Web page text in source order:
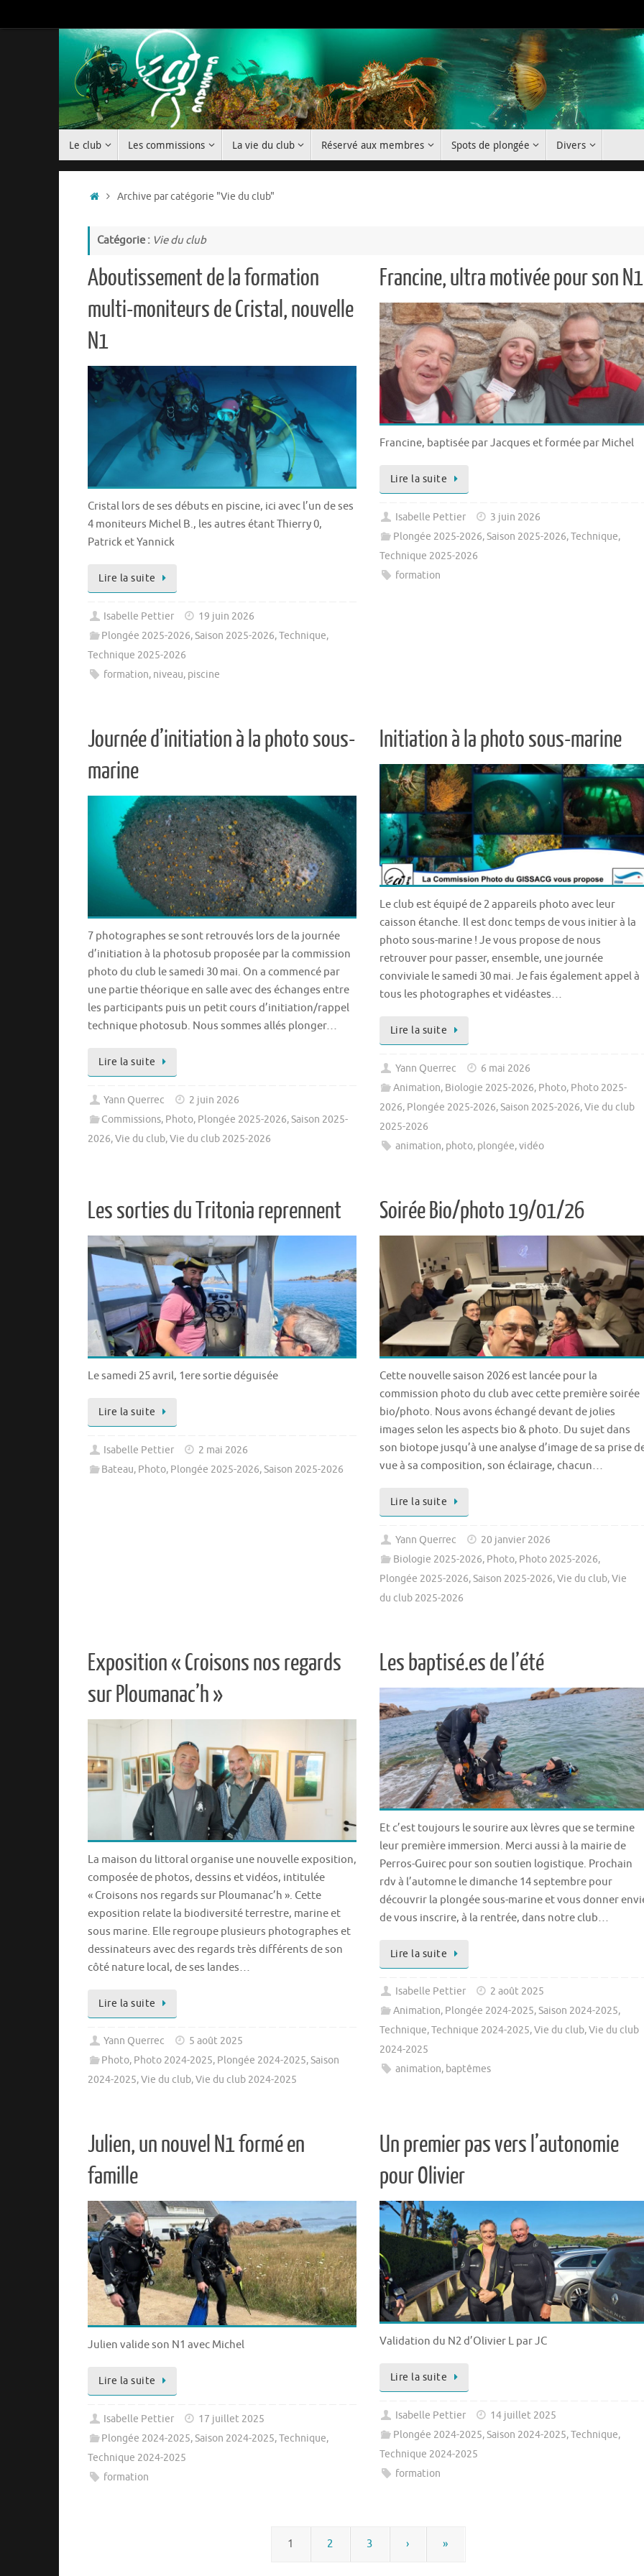
au
Le club Les commissions La vie du club Réservé aux membres Spots de plongée Divers
Accueil
Archive par catégorie "Vie du club"
Catégorie : Vie du club
Aboutissement de la formation
multi-moniteurs de Cristal, nouvelle
N1
Cristal lors de ses débuts en piscine, ici avec l’un de ses
4 moniteurs Michel B., les autres étant Thierry 0,
Patrick et Yannick
Lire la suite
Isabelle Pettier
19 juin 2026
Plongée 2025-2026,Saison 2025-2026,Technique,
Technique 2025-2026
formation, niveau, piscine
Francine, ultra motivée pour son N1
Francine, baptisée par Jacques et formée par Michel
Lire la suite
Isabelle Pettier
3 juin 2026
Plongée 2025-2026,Saison 2025-2026,Technique,
Technique 2025-2026
formation
Journée d’initiation à la photo sous-
marine
7 photographes se sont retrouvés lors de la journée
d’initiation à la photosub proposée par la commission
photo du club le samedi 30 mai. On a commencé par
une partie théorique en salle avec des échanges entre
les participants puis un petit cours d’initiation/rappel
technique photosub. Nous sommes allés plonger…
Lire la suite
Yann Querrec
2 juin 2026
Commissions, Photo, Plongée 2025-2026,Saison 2025-
2026,Vie du club,Vie du club 2025-2026
Initiation à la photo sous-marine
Le club est équipé de 2 appareils photo avec leur
caisson étanche. Il est donc temps de vous initier à la
photo sous-marine ! Je vous propose de nous
retrouver pour passer, ensemble, une journée
conviviale le samedi 30 mai. Je fais également appel à
tous les photographes et vidéastes…
Lire la suite
Yann Querrec
6 mai 2026
Animation, Biologie 2025-2026, Photo, Photo 2025-
2026, Plongée 2025-2026,Saison 2025-2026,Vie du club
2025-2026
animation, photo, plongée,vidéo
Les sorties du Tritonia reprennent
Le samedi 25 avril, 1ere sortie déguisée
Lire la suite
Isabelle Pettier
2 mai 2026
Bateau, Photo, Plongée 2025-2026,Saison 2025-2026
Soirée Bio/photo 19/01/26
Cette nouvelle saison 2026 est lancée pour la
commission photo du club avec cette première soirée
bio/photo. Nous avons échangé devant de jolies
images selon les aspects bio & photo. Du sujet dans
son biotope jusqu’à une analyse d’image de sa prise
vue à sa composition, son éclairage, chacun…
Lire la suite
Yann Querrec
20 janvier 2026
Biologie 2025-2026, Photo, Photo 2025-2026,
Plongée 2025-2026,Saison 2025-2026,Vie du club,Vie
du club 2025-2026
Exposition « Croisons nos regards
sur Ploumanac’h »
La maison du littoral organise une nouvelle exposition,
composée de photos, dessins et vidéos, intitulée
« Croisons nos regards sur Ploumanac’h ». Cette
exposition relate la biodiversité terrestre, marine et
sous marine. Elle regroupe plusieurs photographes et
dessinateurs avec des regards très différents de son
côté nature local, de ses landes…
Lire la suite
Yann Querrec
5 août 2025
Photo, Photo 2024-2025, Plongée 2024-2025,Saison
2024-2025,Vie du club,Vie du club 2024-2025
Les baptisé.es de l’été
Et c’est toujours le sourire aux lèvres que se termine
leur première immersion. Merci aussi à la mairie de
Perros-Guirec pour son soutien logistique. Prochain
rdv à l’automne le dimanche 14 septembre pour
découvrir la plongée sous-marine et vous donner
de vous inscrire, à la rentrée, dans notre club…
Lire la suite
Isabelle Pettier
2 août 2025
Animation, Plongée 2024-2025,Saison 2024-2025,
Technique,Technique 2024-2025,Vie du club,Vie du club
2024-2025
animation, baptêmes
Julien, un nouvel N1 formé en
famille
Julien valide son N1 avec Michel
Lire la suite
Isabelle Pettier
17 juillet 2025
Plongée 2024-2025,Saison 2024-2025,Technique,
Technique 2024-2025
formation
Un premier pas vers l’autonomie
pour Olivier
Validation du N2 d’Olivier L par JC
Lire la suite
Isabelle Pettier
14 juillet 2025
Plongée 2024-2025,Saison 2024-2025,Technique,
Technique 2024-2025
formation
1 2 3 › »